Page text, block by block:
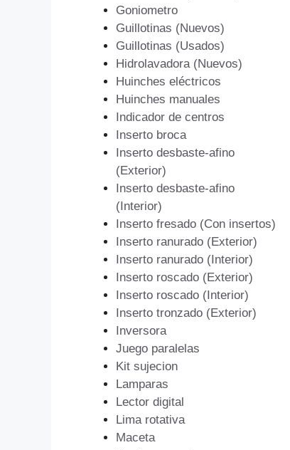
Goniometro
Guillotinas (Nuevos)
Guillotinas (Usados)
Hidrolavadora (Nuevos)
Huinches eléctricos
Huinches manuales
Indicador de centros
Inserto broca
Inserto desbaste-afino
(Exterior)
Inserto desbaste-afino
(Interior)
Inserto fresado (Con insertos)
Inserto ranurado (Exterior)
Inserto ranurado (Interior)
Inserto roscado (Exterior)
Inserto roscado (Interior)
Inserto tronzado (Exterior)
Inversora
Juego paralelas
Kit sujecion
Lamparas
Lector digital
Lima rotativa
Maceta